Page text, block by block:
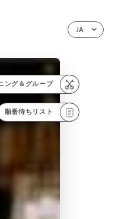
JA
ング＆グループ
順番待ちリスト